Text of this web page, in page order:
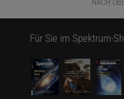
NACH
Für Sie im Spektrum-